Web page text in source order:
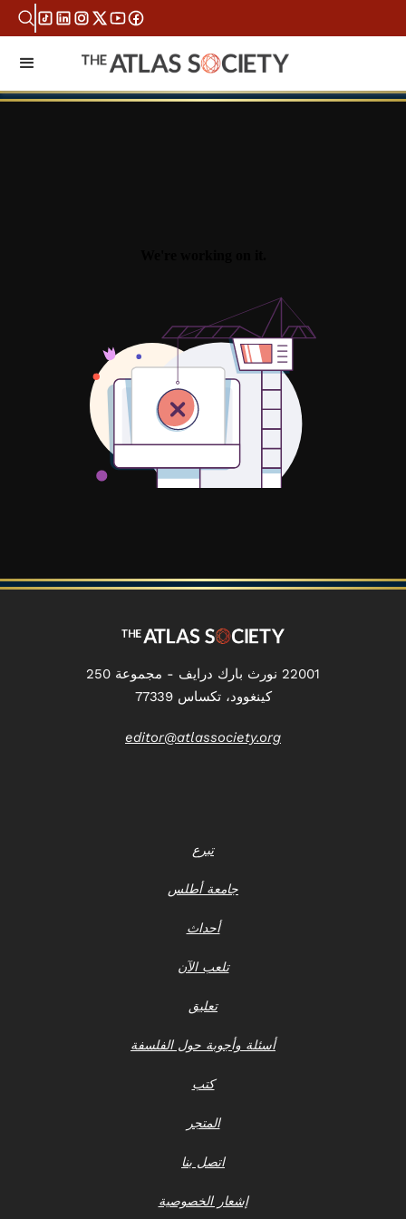
22001 نورث بارك درايف - مجموعة 250
كينغوود، تكساس 77339
editor@atlassociety.org
تبرع
جامعة أطلس
أحداث
تلعب الآن
تعليق
أسئلة وأجوبة حول الفلسفة
كتب
المتجر
اتصل بنا
إشعار الخصوصية